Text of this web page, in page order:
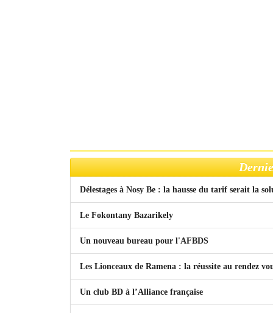
Délestages à Nosy Be : la hausse du tarif serait la
Le Fokontany Bazarikely
Un nouveau bureau pour l'AFBDS
Les Lionceaux de Ramena : la réussite au rendez
Un club BD à l’Alliance française